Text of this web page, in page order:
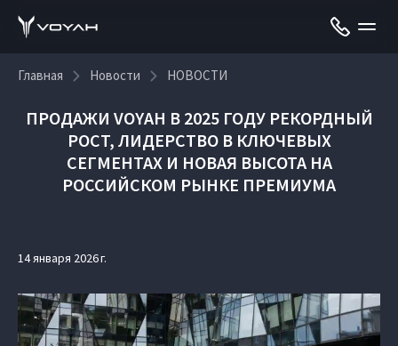
Главная Новости НОВОСТИ
ПРОДАЖИ VOYAH В 2025 ГОДУ РЕКОРДНЫЙ
РОСТ, ЛИДЕРСТВО В КЛЮЧЕВЫХ
СЕГМЕНТАХ И НОВАЯ ВЫСОТА НА
РОССИЙСКОМ РЫНКЕ ПРЕМИУМА
14 января 2026 г.